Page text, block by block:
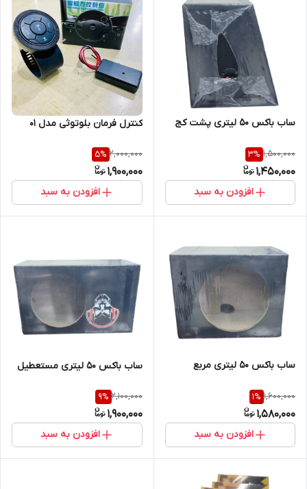
ساب باکس 50 لیتری پشت کج
1,500,000
3%
1,450,000
افزودن به سبد
کنترل فرمان بلوتوثی مدل 01
2,000,000
5%
1,900,000
افزودن به سبد
ساب باکس 50 لیتری مربع
1,600,000
1%
1,580,000
افزودن به سبد
ساب باکس 50 لیتری مستعطیل
2,100,000
9%
1,900,000
افزودن به سبد